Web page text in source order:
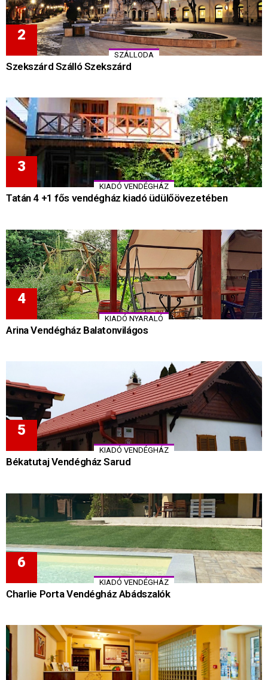
SZÁLLODA
Szekszárd Szálló Szekszárd
KIADÓ VENDÉGHÁZ
Tatán 4 +1 fős vendégház kiadó üdülőövezetében
KIADÓ NYARALÓ
Arina Vendégház Balatonvilágos
KIADÓ VENDÉGHÁZ
Békatutaj Vendégház Sarud
KIADÓ VENDÉGHÁZ
Charlie Porta Vendégház Abádszalók